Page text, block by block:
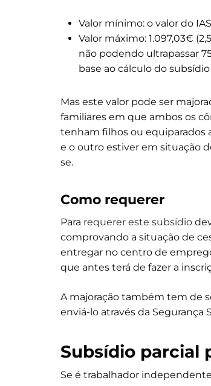
Valor mínimo: o valor do
Valor máximo: 1.097,03€
não podendo ultrapassar
base ao cálculo do
Mas este valor pode ser
familiares em que ambos os
tenham filhos ou equiparados
e o outro estiver em situação
se.
Como requerer
Para requerer este subsídio
comprovando a situação de
entregar no centro de
que antes terá de fazer a
A majoração também tem de
enviá-lo através da Segurança
Subsídio parcial
Se é trabalhador